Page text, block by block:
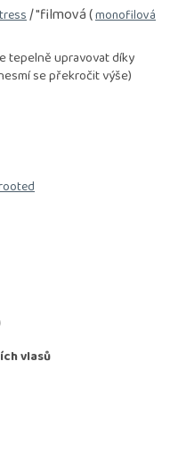
tress/ "filmová (monofilová
tepelně upravovat díky
se překročit výše)
vlasů